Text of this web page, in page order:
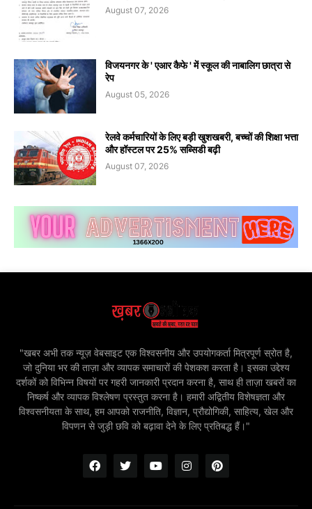
August 07, 2026
विजयनगर के ' एआर कैफे ' में स्कूल की नाबालिग छात्रा से
रेप
August 05, 2026
रेलवे कर्मचारियों के लिए बड़ी खुशखबरी, बच्चों की शिक्षा भत्ता
और हॉस्टल पर 25% सब्सिडी बढ़ी
August 07, 2026
"खबर अभी तक न्यूज़ वेबसाइट एक विश्वसनीय और उपयोगकर्ता मित्रपूर्ण स्रोत है,
जो दुनिया भर की ताज़ा और व्यापक समाचारों की पेशकश करता है। इसका उद्देश्य
दर्शकों को विभिन्न विषयों पर गहरी जानकारी प्रदान करना है, साथ ही ताज़ा खबरों का
निष्कर्ष और व्यापक विश्लेषण प्रस्तुत करना है। हमारी अद्वितीय विशेषज्ञता और
विश्वसनीयता के साथ, हम आपको राजनीति, विज्ञान, प्रौद्योगिकी, साहित्य, खेल और
विपणन से जुड़ी छवि को बढ़ावा देने के लिए प्रतिबद्ध हैं।"